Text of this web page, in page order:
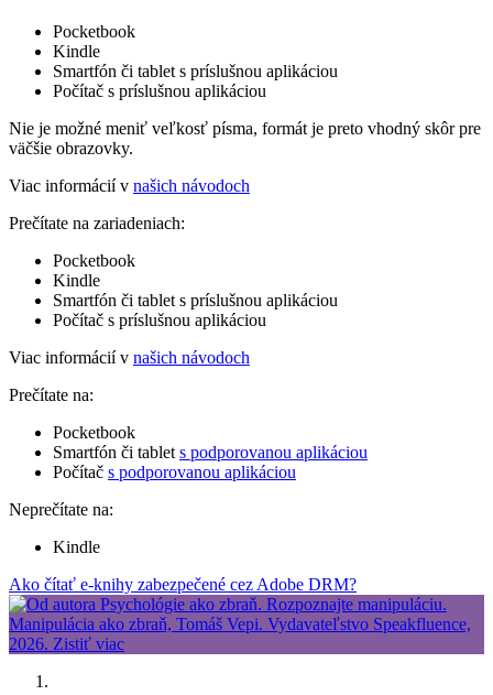
Pocketbook
Kindle
Smartfón či tablet s príslušnou aplikáciou
Počítač s príslušnou aplikáciou
Nie je možné meniť veľkosť písma, formát je preto vhodný skôr pre
väčšie obrazovky.
Viac informácií v našich návodoch
Prečítate na zariadeniach:
Pocketbook
Kindle
Smartfón či tablet s príslušnou aplikáciou
Počítač s príslušnou aplikáciou
Viac informácií v našich návodoch
Prečítate na:
Pocketbook
Smartfón či tablet s podporovanou aplikáciou
Počítač s podporovanou aplikáciou
Neprečítate na:
Kindle
Ako čítať e-knihy zabezpečené cez Adobe DRM?